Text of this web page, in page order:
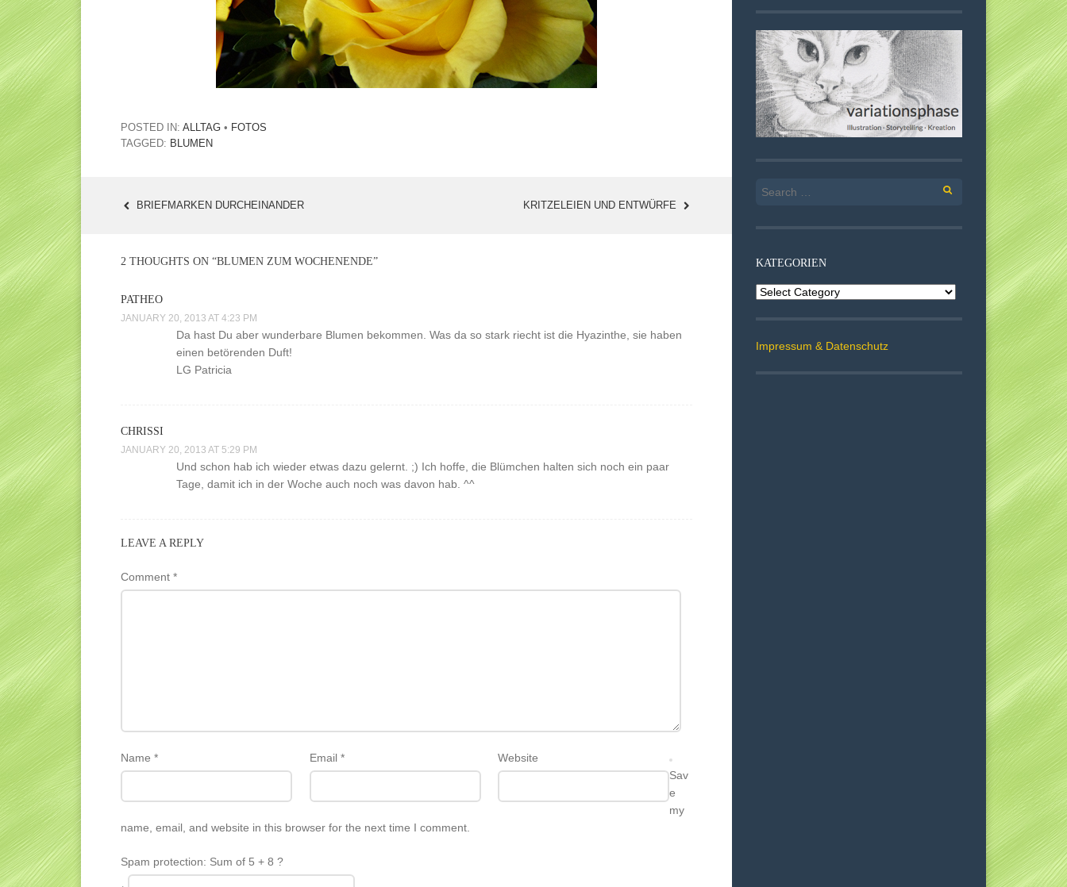
POSTED IN: ALLTAG • FOTOS
TAGGED: BLUMEN
POST
BRIEFMARKEN DURCHEINANDER KRITZELEIEN UND ENTWÜRFE
2 THOUGHTS ON “BLUMEN ZUM WOCHENENDE”
PATHEO
JANUARY 20, 2013 AT 4:23 PM
Da hast Du aber wunderbare Blumen bekommen. Was da so stark riecht ist die Hyazinthe, sie haben
einen betörenden Duft!
LG Patricia
CHRISSI
JANUARY 20, 2013 AT 5:29 PM
Und schon hab ich wieder etwas dazu gelernt. ;) Ich hoffe, die Blümchen halten sich noch ein paar
Tage, damit ich in der Woche auch noch was davon hab. ^^
LEAVE A REPLY
Comment *
Name * Email *
Website
Sav
e
my
name, email, and website in this browser for the next time I comment.
Spam protection: Sum of 5 + 8 ?
Search
KATEGORIEN
Kategorien
Impressum & Datenschutz